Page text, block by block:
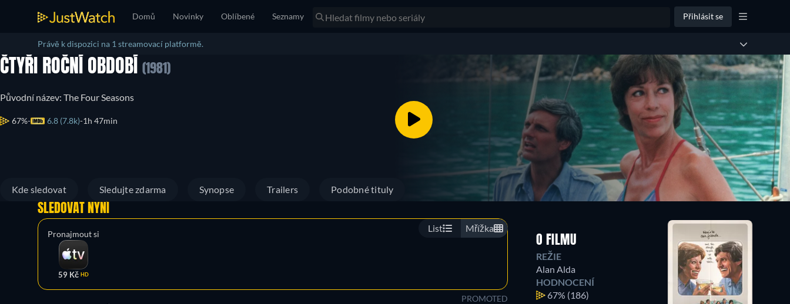
Domů Novinky Oblíbené Seznamy Přihlásit se
Právě k dispozici na 1 streamovací platformě.
ČTYŘI ROČNÍ OBDOBÍ (1981)
Původní název: The Four Seasons
67% 6.8 (7.8k) 1h 47min
Kde sledovat Sledujte zdarma Synopse Trailers Podobné tituly
List Mřížka
SLEDOVAT NYNÍ
Pronajmout si
59 Kč HD
PROMOTED
O FILMU
REŽIE
Alan Alda
HODNOCENÍ
67% (186)